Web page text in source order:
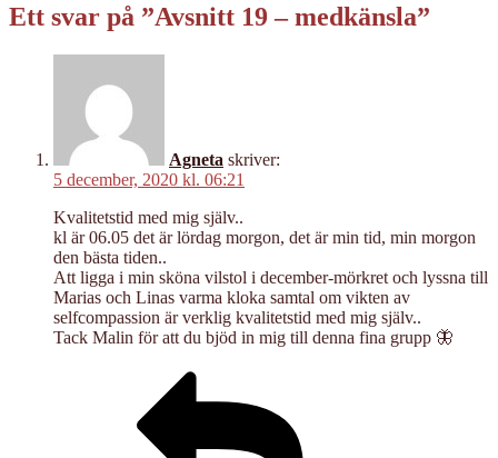
Ett svar på ”Avsnitt 19 – medkänsla”
Agneta skriver:
5 december, 2020 kl. 06:21
Kvalitetstid med mig själv..
kl är 06.05 det är lördag morgon, det är min tid, min morgon
den bästa tiden..
Att ligga i min sköna vilstol i december-mörkret och lyssna till
Marias och Linas varma kloka samtal om vikten av
selfcompassion är verklig kvalitetstid med mig själv..
Tack Malin för att du bjöd in mig till denna fina grupp 🦋